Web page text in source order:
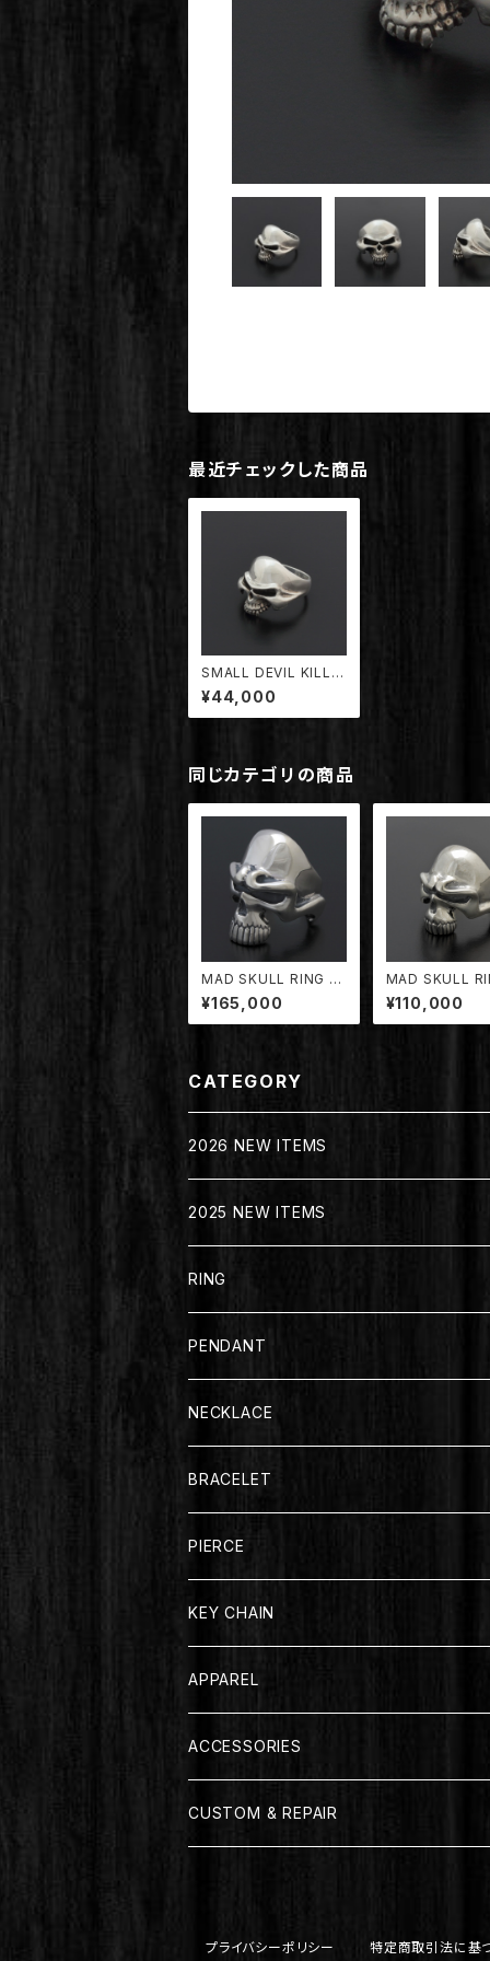
最近チェックした商品
SMALL DEVIL KILLE
R SKULL RING【TDR
G-003/DK】
¥44,000
同じカテゴリの商品
MAD SKULL RING "R
OCK STAR" SIZE (X
L)【TDRG-004/MD】
¥165,000
MAD SKULL
DRG-001/MD】
¥110,000
CATEGORY
2026 NEW ITEMS
2025 NEW ITEMS
RING
PENDANT
NECKLACE
BRACELET
PIERCE
KEY CHAIN
APPAREL
T-SHIRT
LONG SLEEVE
ACCESSORIES
CUSTOM & REPAIR
プライバシーポリシー 特定商取引法に基